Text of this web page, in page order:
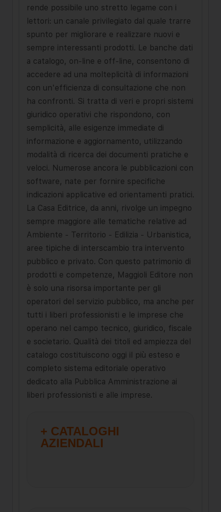
rende possibile uno stretto legame con i
lettori: un canale privilegiato dal quale trarre
spunto per migliorare e realizzare nuovi e
sempre interessanti prodotti. Le banche dati
a catalogo, on-line e off-line, consentono di
accedere ad una molteplicità di informazioni
con un'efficienza di consultazione che non
ha confronti. Si tratta di veri e propri sistemi
giuridico operativi che rispondono, con
semplicità, alle esigenze immediate di
informazione e aggiornamento, utilizzando
modalità di ricerca dei documenti pratiche e
veloci. Numerose ancora le pubblicazioni con
software, nate per fornire specifiche
indicazioni applicative ed orientamenti pratici.
La Casa Editrice, da anni, rivolge un impegno
sempre maggiore alle tematiche relative ad
Ambiente - Territorio - Edilizia - Urbanistica,
aree tipiche di interscambio tra intervento
pubblico e privato. Con questo patrimonio di
prodotti e competenze, Maggioli Editore non
è solo una risorsa importante per gli
operatori del servizio pubblico, ma anche per
tutti i liberi professionisti e le imprese che
operano nel campo tecnico, giuridico, fiscale
e societario. Qualità dei titoli ed ampiezza del
catalogo costituiscono oggi il più esteso e
completo sistema editoriale operativo
dedicato alla Pubblica Amministrazione ai
liberi professionisti e alle imprese.
+ CATALOGHI
AZIENDALI